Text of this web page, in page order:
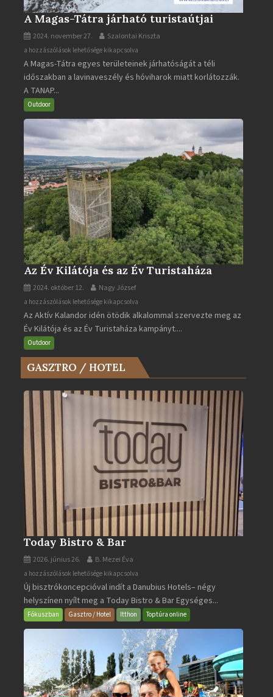
A Magas-Tátra járható turistaútjai
2024. november 27. Szalontai Kriszta
A
Magas-
Tátra
járható
turistaútjai
a hozzászólások lehetősége kikapcsolva
A Magas-Tátra egyes területeinek járhatóságát a téli
időszakban a lavinaveszély és hóviharok miatt korlátozzák.
A TANAP...
Outdoor
Az Év Kilátója és az Év Turistaháza
2024. október 12. Nagy József
Az
Év
Kilátója
és
az
Év
bejegyzéshez
a hozzászólások lehetősége kikapcsolva
Az Aktív Kalandor idén ötödik alkalommal szervezte meg az
Év Kilátója és az Év Turistaháza kampányt....
Outdoor
GASZTRO / HOTEL
Today Bistro & Bar
2026. június 26. B. Mezei Éva
Today
Bistro
&
Bar
bejegyzéshez
a hozzászólások lehetősége kikapcsolva
Új bisztrókoncepcióval indít a Danubius Hotels– négy
helyszínen nyílt meg a Today Bistro & Bar Egységes...
Fókuszban Gasztro / Hotel Itthon Toptúra online